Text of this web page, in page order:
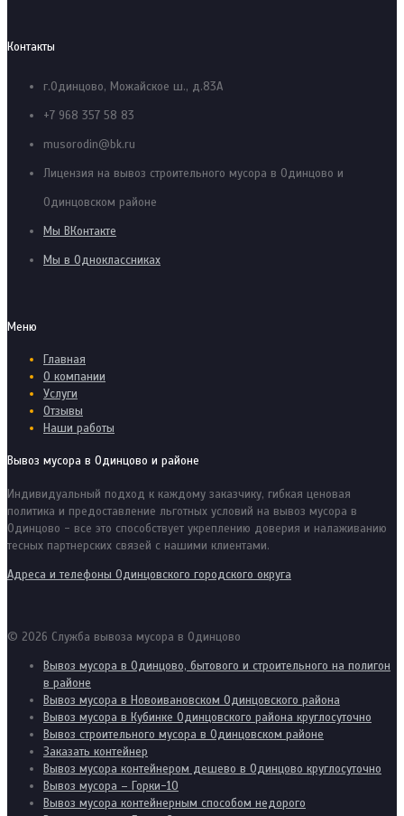
Контакты
г.Одинцово, Можайское ш., д.83А
+7 968 357 58 83
musorodin@bk.ru
Лицензия на вывоз строительного мусора в Одинцово и
Одинцовском районе
Мы ВКонтакте
Мы в Одноклассниках
Меню
Главная
О компании
Услуги
Отзывы
Наши работы
Вывоз мусора в Одинцово и районе
Индивидуальный подход к каждому заказчику, гибкая ценовая
политика и предоставление льготных условий на вывоз мусора в
Одинцово - все это способствует укреплению доверия и налаживанию
тесных партнерских связей с нашими клиентами.
Адреса и телефоны Одинцовского городского округа
© 2026 Служба вывоза мусора в Одинцово
Вывоз мусора в Одинцово, бытового и строительного на полигон
в районе
Вывоз мусора в Новоивановском Одинцовского района
Вывоз мусора в Кубинке Одинцовского района круглосуточно
Вывоз строительного мусора в Одинцовском районе
Заказать контейнер
Вывоз мусора контейнером дешево в Одинцово круглосуточно
Вывоз мусора – Горки-10
Вывоз мусора контейнерным способом недорого